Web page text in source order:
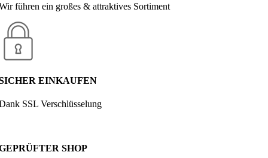
führen ein großes & attraktives Sortiment
EINKAUFEN
SSL Verschlüsselung
SHOP